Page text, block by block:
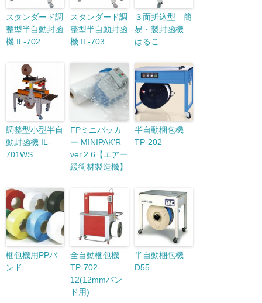
スタンダード調
整型半自動封函
機 IL-702
スタンダード調
整型半自動封函
機 IL-703
３面折込型 簡
易・製封函機
はるこ
調整型小型半自
動封函機 IL-
701WS
FPミニパッカ
ー MINIPAK’R
ver.2.6【エアー
緩衝材製造機】
半自動梱包機
TP-202
梱包機用PPバ
ンド
全自動梱包機
TP-702-
12(12mmバン
ド用)
半自動梱包機
D55